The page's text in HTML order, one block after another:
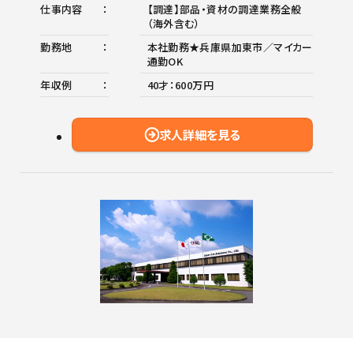
仕事内容
【調達】部品・資材の調達業務全般
（海外含む）
勤務地
本社勤務★兵庫県加東市／マイカー
通勤OK
年収例
40才：600万円
求人詳細を見る